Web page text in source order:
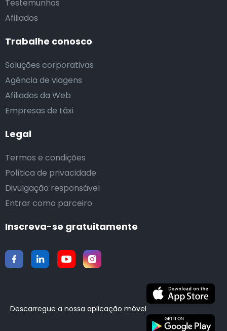
Testemunhos
Afiliados
Trabalhe conosco
Soluções corporativas
Agência de viagens
Afiliados da Web
Empresas de táxi
Legal
Termos e condições
Política de privacidade
Divulgação responsável
Entrar como parceiro
Inscreva-se gratuitamente
Descarregue a nossa aplicação móvel